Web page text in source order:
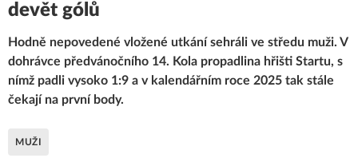
devět gólů
Hodně nepovedené vložené utkání sehráli ve středu muži. V
dohrávce předvánočního 14. Kola propadlina hřišti Startu, s
nímž padli vysoko 1:9 a v kalendářním roce 2025 tak stále
čekají na první body.
MUŽI